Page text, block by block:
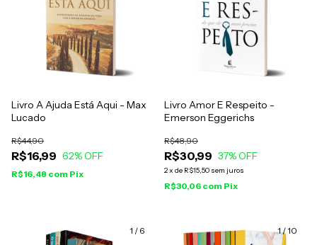
Livro A Ajuda Está Aqui - Max
Lucado
R$16,99
R$44,90
62% OFF
R$16,48 com Pix
Livro Amor E Respeito -
Emerson Eggerichs
R$30,99
R$48,90
37% OFF
2x de R$15,50 sem juros
R$30,06 com Pix
1 / 6 1/10